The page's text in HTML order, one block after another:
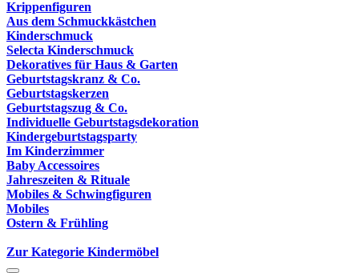
Krippenfiguren
Aus dem Schmuckkästchen
Kinderschmuck
Selecta Kinderschmuck
Dekoratives für Haus & Garten
Geburtstagskranz & Co.
Geburtstagskerzen
Geburtstagszug & Co.
Individuelle Geburtstagsdekoration
Kindergeburtstagsparty
Im Kinderzimmer
Baby Accessoires
Jahreszeiten & Rituale
Mobiles & Schwingfiguren
Mobiles
Ostern & Frühling
Zur Kategorie Kindermöbel